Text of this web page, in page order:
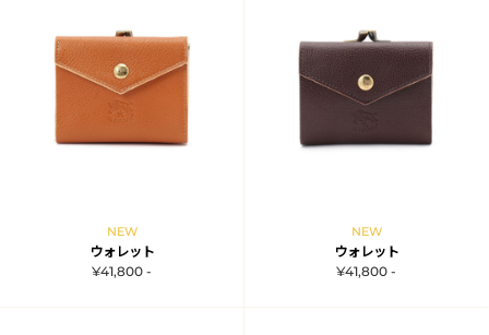
NEW
ウォレット
¥41,800 -
NEW
ウォレット
¥41,800 -